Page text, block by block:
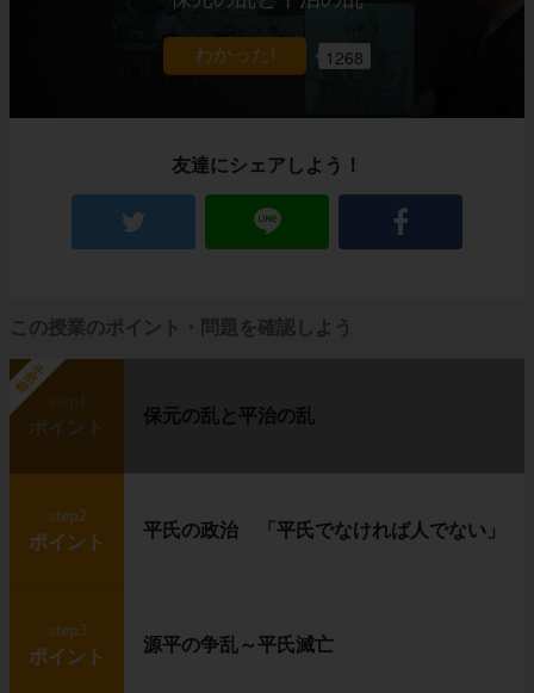
1268
友達にシェアしよう！
この授業のポイント・問題を確認しよう
勉強中
ポイント
保元の乱と平治の乱
step2
ポイント
平氏の政治 「平氏でなければ人でない」
step3
ポイント
源平の争乱～平氏滅亡